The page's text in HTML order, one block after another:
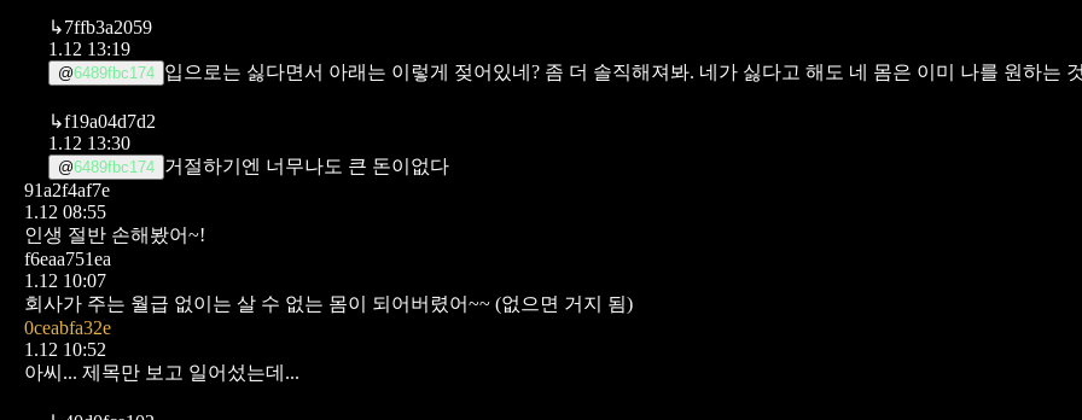
↳7ffb3a2059
1.12 13:19
@6489fbc174 입으로는 싫다면서 아래는 이렇게 젖어있네? 좀 더 솔직해져봐. 네가 싫다고 해도 네 몸은 이미 나를 원하는
↳f19a04d7d2
1.12 13:30
@6489fbc174 거절하기엔 너무나도 큰 돈이없다
91a2f4af7e
1.12 08:55
인생 절반 손해봤어~!
f6eaa751ea
1.12 10:07
회사가 주는 월급 없이는 살 수 없는 몸이 되어버렸어~~ (없으면 거지 됨)
0ceabfa32e
1.12 10:52
아씨... 제목만 보고 일어섰는데...